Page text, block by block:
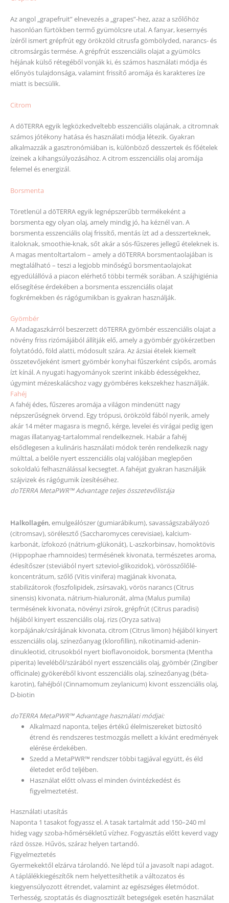
Az angol „grapefruit” elnevezés a „grapes”-hez, azaz a szőlőhöz
hasonlóan fürtökben termő gyümölcsre utal. A fanyar, kesernyés
ízéről ismert grépfrút egy örökzöld citrusfa gömbölyded, narancs- és
citromsárgás termése. A grépfrút esszenciális olajat a gyümölcs
héjának külső rétegéből vonják ki, és számos használati módja és
előnyös tulajdonsága, valamint frissítő aromája és karakteres íze
miatt is becsülik.
Citrom
A dōTERRA egyik legközkedveltebb esszenciális olajának, a citromnak
számos jótékony hatása és használati módja létezik. Gyakran
alkalmazzák a gasztronómiában is, különböző desszertek és főételek
ízeinek a kihangsúlyozásához. A citrom esszenciális olaj aromája
felemel és energizál.
Borsmenta
Töretlenül a dōTERRA egyik legnépszerűbb termékeként a
borsmenta egy olyan olaj, amely mindig jó, ha kéznél van. A
borsmenta esszenciális olaj frissítő, mentás ízt ad a desszerteknek,
italoknak, smoothie-knak, sőt akár a sós-fűszeres jellegű ételeknek is.
A magas mentoltartalom – amely a dōTERRA borsmentaolajában is
megtalálható – teszi a legjobb minőségű borsmentaolajokat
egyedülállóvá a piacon elérhető többi termék sorában. A szájhigiénia
elősegítése érdekében a borsmenta esszenciális olajat
fogkrémekben és rágógumikban is gyakran használják.
Gyömbér
A Madagaszkárról beszerzett dōTERRA gyömbér esszenciális olajat a
növény friss rizómájából állítják elő, amely a gyömbér gyökérzetben
folytatódó, föld alatti, módosult szára. Az ázsiai ételek kiemelt
összetevőjeként ismert gyömbér konyhai fűszerként csípős, aromás
ízt kínál. A nyugati hagyományok szerint inkább édességekhez,
úgymint mézeskalácshoz vagy gyömbéres kekszekhez használják.
Fahéj
A fahéj édes, fűszeres aromája a világon mindenütt nagy
népszerűségnek örvend. Egy trópusi, örökzöld fából nyerik, amely
akár 14 méter magasra is megnő, kérge, levelei és virágai pedig igen
magas illatanyag-tartalommal rendelkeznek. Habár a fahéj
elsődlegesen a kulináris használati módok terén rendelkezik nagy
múlttal, a belőle nyert esszenciális olaj valójában meglepően
sokoldalú felhasználással kecsegtet. A fahéjat gyakran használják
szájvizek és rágógumik ízesítéséhez.
doTERRA MetaPWR™ Advantage teljes összetevőlistája
Halkollagén, emulgeálószer (gumiarábikum), savasságszabályozó
(citromsav), sörélesztő (Saccharomyces cerevisiae), kalcium-
karbonát, ízfokozó (nátrium-glükonát), L-aszkorbinsav, homoktövis
(Hippophae rhamnoides) termésének kivonata, természetes aroma,
édesítőszer (steviából nyert szteviol-glikozidok), vörösszőlőlé-
koncentrátum, szőlő (Vitis vinifera) magjának kivonata,
stabilizátorok (foszfolipidek, zsírsavak), vörös narancs (Citrus
sinensis) kivonata, nátrium-hialuronát, alma (Malus pumila)
termésének kivonata, növényi zsírok, grépfrút (Citrus paradisi)
héjából kinyert esszenciális olaj, rizs (Oryza sativa)
korpájának/csírájának kivonata, citrom (Citrus limon) héjából kinyert
esszenciális olaj, színezőanyag (klorofillin), nikotinamid-adenin-
dinukleotid, citrusokból nyert bioflavonoidok, borsmenta (Mentha
piperita) leveléből/szárából nyert esszenciális olaj, gyömbér (Zingiber
officinale) gyökeréből kivont esszenciális olaj, színezőanyag (béta-
karotin), fahéjból (Cinnamomum zeylanicum) kivont esszenciális olaj,
D-biotin
doTERRA MetaPWR™ Advantage használati módjai:
Alkalmazd naponta, teljes értékű élelmiszereket biztosító
étrend és rendszeres testmozgás mellett a kívánt eredmények
elérése érdekében.
Szedd a MetaPWR™ rendszer többi tagjával együtt, és éld
életedet erőd teljében.
Használat előtt olvass el minden óvintézkedést és
figyelmeztetést.
Használati utasítás
Naponta 1 tasakot fogyassz el. A tasak tartalmát add 150–240 ml
hideg vagy szoba-hőmérsékletű vízhez. Fogyasztás előtt keverd vagy
rázd össze. Hűvös, száraz helyen tartandó.
Figyelmeztetés
Gyermekektől elzárva tárolandó. Ne lépd túl a javasolt napi adagot.
A táplálékkiegészítők nem helyettesíthetik a változatos és
kiegyensúlyozott étrendet, valamint az egészséges életmódot.
Terhesség, szoptatás és diagnosztizált betegségek esetén használat